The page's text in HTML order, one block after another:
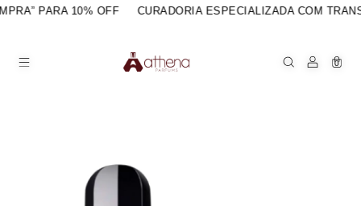
PARA 10% OFF CURADORIA ESPECIALIZADA COM
0